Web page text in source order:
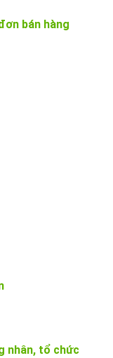
bán hàng
nhân, tổ chức